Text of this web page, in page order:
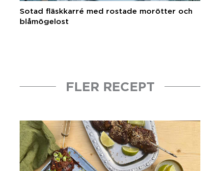
Sotad fläskkarré med rostade morötter och
blåmögelost
FLER RECEPT